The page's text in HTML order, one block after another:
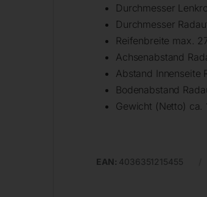
Durchmesser
Durchmesser
Reifenbreite max.
Achsenabstand
Abstand Innenseite
Bodenabstand
Gewicht (Netto) ca.
EAN: 4036351215455